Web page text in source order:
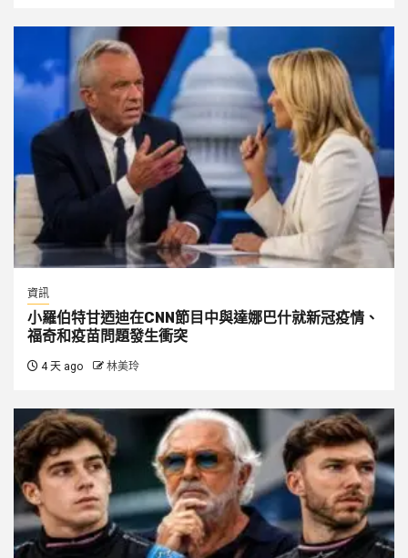
資訊
小羅伯特甘迺迪在CNN節目中與達娜巴什就新冠疫情、
福奇和疫苗問題發生衝突
4 天 ago 林美玲